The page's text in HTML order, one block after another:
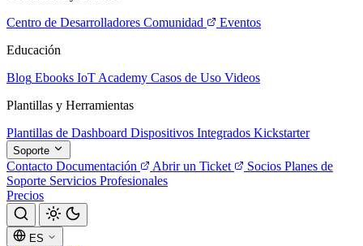
Centro de Desarrolladores Comunidad
Eventos
Educación
Blog Ebooks IoT Academy Casos de Uso Videos
Plantillas y Herramientas
Plantillas de Dashboard Dispositivos Integrados Kickstarter
Soporte
Contacto Documentación Abrir un Ticket Socios Planes de
Soporte Servicios Profesionales
Precios
ES